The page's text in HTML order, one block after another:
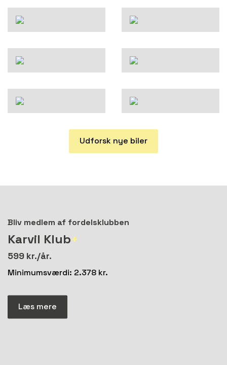
Udforsk nye biler
Bliv medlem af fordelsklubben
Karvil Klub+
599 kr./år.
Minimumsværdi: 2.378 kr.
Læs mere